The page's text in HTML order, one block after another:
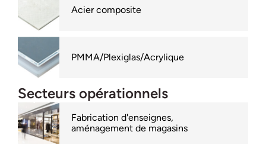
Acier composite
PMMA/Plexiglas/Acrylique
Secteurs opérationnels
Fabrication d'enseignes,
aménagement de magasins